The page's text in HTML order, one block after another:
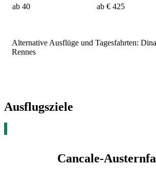
ab 40
ab € 425
Alternative Ausflüge und Tagesfahrten:
Rennes
Ausflugsziele
Cancale-